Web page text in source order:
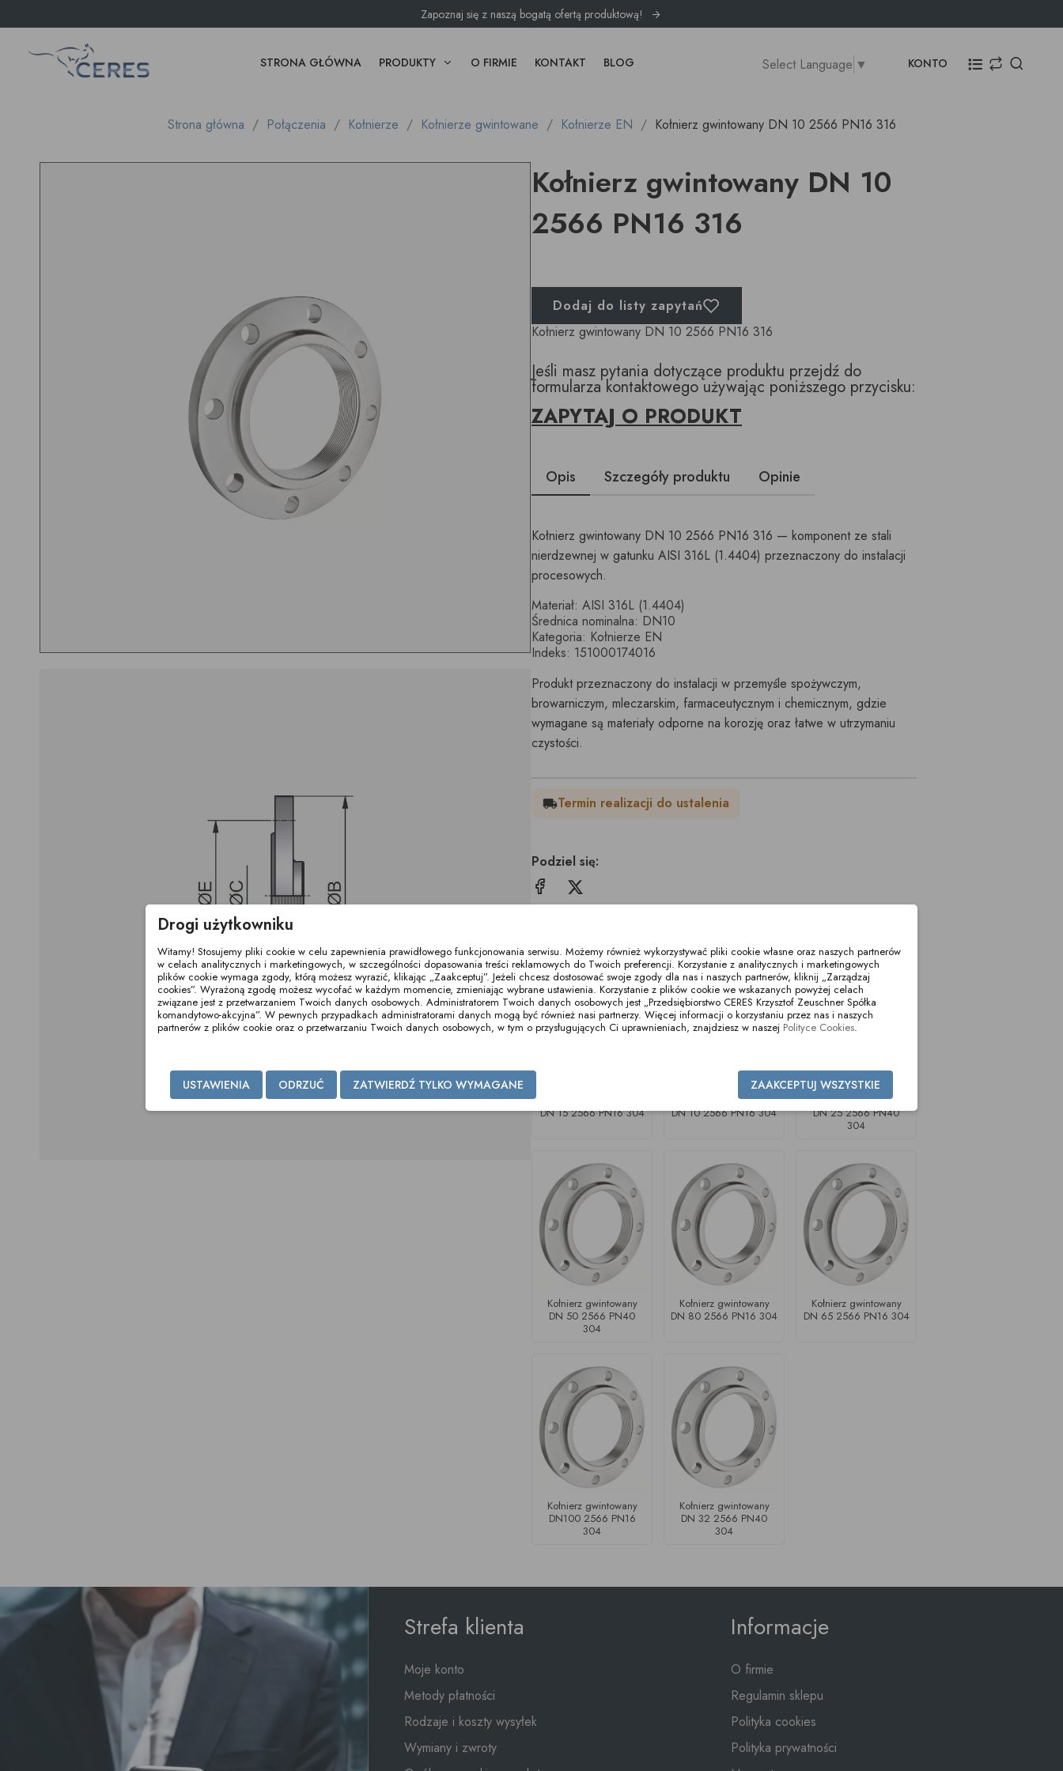
Zapoznaj się z naszą bogatą ofertą produktową!
STRONA GŁÓWNA PRODUKTY O FIRMIE KONTAKT BLOG Select Language ▼ KONTO
Strona główna Połączenia Kołnierze Kołnierze gwintowane Kołnierze EN Kołnierz gwintowany DN 10 2566 PN16 316
Kołnierz gwintowany DN 10
2566 PN16 316
Dodaj do listy zapytań
Kołnierz gwintowany DN 10 2566 PN16 316
Jeśli masz pytania dotyczące produktu przejdź do
formularza kontaktowego używając poniższego przycisku:
ZAPYTAJ O PRODUKT
Opis Szczegóły produktu Opinie
Kołnierz gwintowany DN 10 2566 PN16 316 — komponent ze stali
nierdzewnej w gatunku AISI 316L (1.4404) przeznaczony do instalacji
procesowych.
Materiał: AISI 316L (1.4404)
Średnica nominalna: DN10
Kategoria: Kołnierze EN
Indeks: 151000174016
Produkt przeznaczony do instalacji w przemyśle spożywczym,
browarniczym, mleczarskim, farmaceutycznym i chemicznym, gdzie
wymagane są materiały odporne na korozję oraz łatwe w utrzymaniu
czystości.
local_shippingTermin realizacji do ustalenia
Podziel się:
DN 15 2566 PN16 304
Kołnierz gwintowany
DN 10 2566 PN16 304
Kołnierz gwintowany
DN 25 2566 PN40
304
Kołnierz gwintowany
DN 50 2566 PN40
304
Kołnierz gwintowany
DN 80 2566 PN16 304
Kołnierz gwintowany
DN 65 2566 PN16 304
Kołnierz gwintowany
DN100 2566 PN16
304
Kołnierz gwintowany
DN 32 2566 PN40
304
Strefa klienta
Moje konto
Metody płatności
Rodzaje i koszty wysyłek
Wymiany i zwroty
Informacje
O firmie
Regulamin sklepu
Polityka cookies
Polityka prywatności
Drogi użytkowniku
Witamy! Stosujemy pliki cookie w celu zapewnienia prawidłowego funkcjonowania serwisu. Możemy również wykorzystywać pliki cookie własne oraz naszych partnerów
w celach analitycznych i marketingowych, w szczególności dopasowania treści reklamowych do Twoich preferencji. Korzystanie z analitycznych i marketingowych
plików cookie wymaga zgody, którą możesz wyrazić, klikając „Zaakceptuj”. Jeżeli chcesz dostosować swoje zgody dla nas i naszych partnerów, kliknij „Zarządzaj
cookies”. Wyrażoną zgodę możesz wycofać w każdym momencie, zmieniając wybrane ustawienia. Korzystanie z plików cookie we wskazanych powyżej celach
związane jest z przetwarzaniem Twoich danych osobowych. Administratorem Twoich danych osobowych jest „Przedsiębiorstwo CERES Krzysztof Zeuschner Spółka
komandytowo-akcyjna”. W pewnych przypadkach administratorami danych mogą być również nasi partnerzy. Więcej informacji o korzystaniu przez nas i naszych
partnerów z plików cookie oraz o przetwarzaniu Twoich danych osobowych, w tym o przysługujących Ci uprawnieniach, znajdziesz w naszej Polityce Cookies.
USTAWIENIA ODRZUĆ ZAAKCEPTUJ WSZYSTKIE
ZATWIERDŹ TYLKO WYMAGANE